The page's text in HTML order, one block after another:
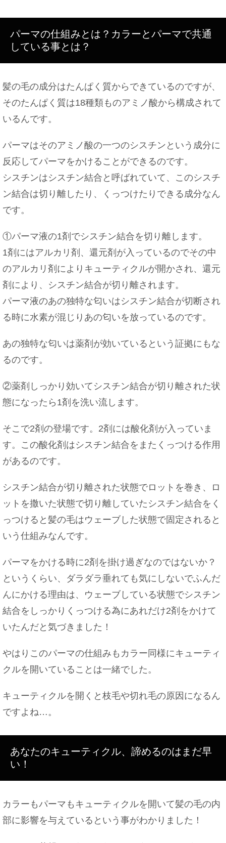
パーマの仕組みとは？カラーとパーマで共通
している事とは？
髪の毛の成分はたんぱく質からできているのですが、
そのたんぱく質は18種類ものアミノ酸から構成されて
いるんです。
パーマはそのアミノ酸の一つのシスチンという成分に
反応してパーマをかけることができるのです。
シスチンはシスチン結合と呼ばれていて、このシスチ
ン結合は切り離したり、くっつけたりできる成分なん
です。
①パーマ液の1剤でシスチン結合を切り離します。
1剤にはアルカリ剤、還元剤が入っているのでその中
のアルカリ剤によりキューティクルが開かされ、還元
剤により、シスチン結合が切り離されます。
パーマ液のあの独特な匂いはシスチン結合が切断され
る時に水素が混じりあの匂いを放っているのです。
あの独特な匂いは薬剤が効いているという証拠にもな
るのです。
②薬剤しっかり効いてシスチン結合が切り離された状
態になったら1剤を洗い流します。
そこで2剤の登場です。2剤には酸化剤が入っていま
す。この酸化剤はシスチン結合をまたくっつける作用
があるのです。
シスチン結合が切り離された状態でロットを巻き、ロ
ットを撒いた状態で切り離していたシスチン結合をく
っつけると髪の毛はウェーブした状態で固定されると
いう仕組みなんです。
パーマをかける時に2剤を掛け過ぎなのではないか？
というくらい、ダラダラ垂れても気にしないでふんだ
んにかける理由は、ウェーブしている状態でシスチン
結合をしっかりくっつける為にあれだけ2剤をかけて
いたんだと気づきました！
やはりこのパーマの仕組みもカラー同様にキューティ
クルを開いていることは一緒でした。
キューティクルを開くと枝毛や切れ毛の原因になるん
ですよね…。
あなたのキューティクル、諦めるのはまだ早
い！
カラーもパーマもキューティクルを開いて髪の毛の内
部に影響を与えているという事がわかりました！